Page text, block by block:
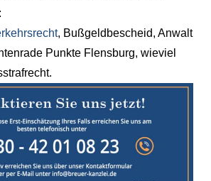
, Bußgeldbescheid, Anwalt
Punkte Flensburg, wieviel